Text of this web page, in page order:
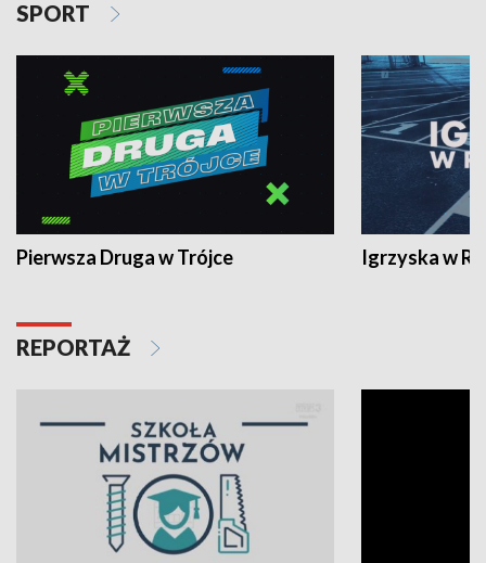
SPORT
Pierwsza Druga w Trójce Igrzyska w
REPORTAŻ